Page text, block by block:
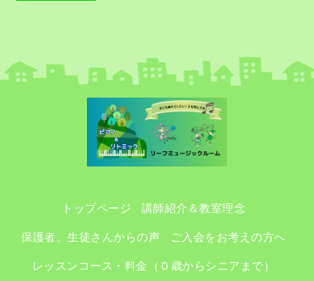
トップページ 講師紹介＆教室理念
保護者、生徒さんからの声 ご入会をお考えの方へ
レッスンコース・料金（０歳からシニアまで）